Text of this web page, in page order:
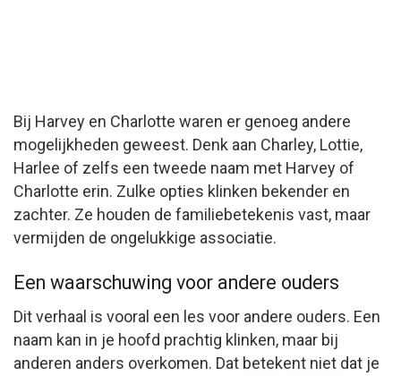
Bij Harvey en Charlotte waren er genoeg andere
mogelijkheden geweest. Denk aan Charley, Lottie,
Harlee of zelfs een tweede naam met Harvey of
Charlotte erin. Zulke opties klinken bekender en
zachter. Ze houden de familiebetekenis vast, maar
vermijden de ongelukkige associatie.
Een waarschuwing voor andere ouders
Dit verhaal is vooral een les voor andere ouders. Een
naam kan in je hoofd prachtig klinken, maar bij
anderen anders overkomen. Dat betekent niet dat je